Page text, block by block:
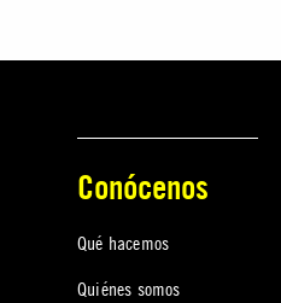
Conócenos
Qué hacemos
Quiénes somos